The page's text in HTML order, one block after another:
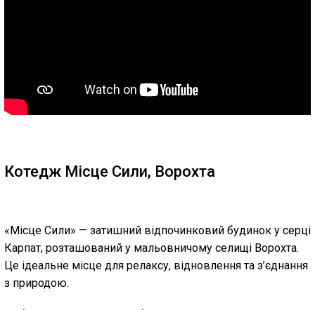
Котедж Місце Сили, Ворохта
«Місце Сили» — затишний відпочинковий будинок у серці
Карпат, розташований у мальовничому селищі Ворохта.
Це ідеальне місце для релаксу, відновлення та з’єднання
з природою.